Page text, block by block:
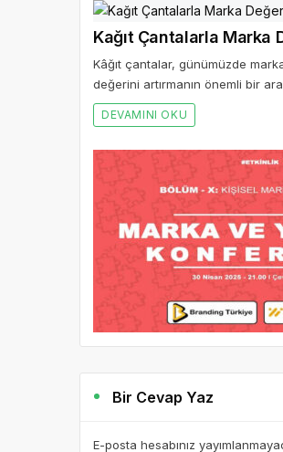
Kağıt Çantalarla Marka
Kâğıt çantalar, günümüzde
değerini artırmanın önemli bir
DEVAMINI OKU
Bir Cevap Yaz
E-posta hesabınız